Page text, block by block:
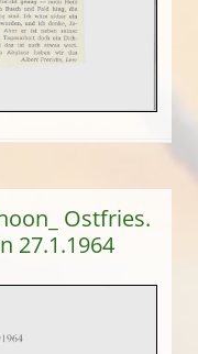
Ostfries.
27.1.1964